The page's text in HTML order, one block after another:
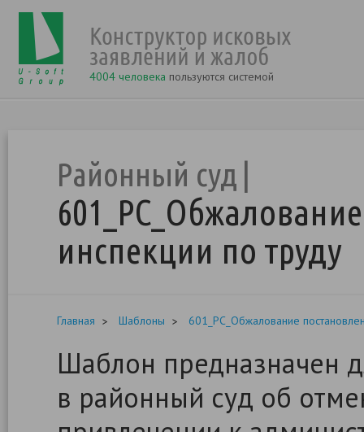
4004 человека пользуются системой
Районный суд
инспекции по труду
Главная Шаблоны 601_РС_Обжалование
Шаблон предназначен
в районный суд об